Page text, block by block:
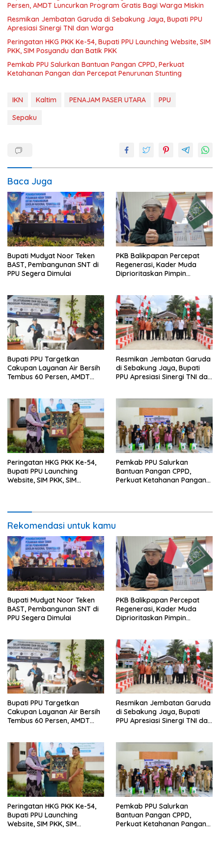
Persen, AMDT Luncurkan Program Gratis Bagi Warga Miskin
Resmikan Jembatan Garuda di Sebakung Jaya, Bupati PPU
Apresiasi Sinergi TNI dan Warga
Peringatan HKG PKK Ke-54, Bupati PPU Launching Website, SIM
PKK, SIM Posyandu dan Batik PKK
Pemkab PPU Salurkan Bantuan Pangan CPPD, Perkuat
Ketahanan Pangan dan Percepat Penurunan Stunting
IKN Kaltim PENAJAM PASER UTARA
PPU
Sepaku
Baca Juga
Bupati Mudyat Noor Teken
BAST, Pembangunan SNT di
PPU Segera Dimulai
PKB Balikpapan Percepat
Regenerasi, Kader Muda
Diprioritaskan Pimpin
Bupati PPU Targetkan
Cakupan Layanan Air Bersih
Tembus 60 Persen, AMDT
Resmikan Jembatan Garuda
di Sebakung Jaya, Bupati
PPU Apresiasi Sinergi TNI dan
Peringatan HKG PKK Ke-54,
Bupati PPU Launching
Website, SIM PKK, SIM
Pemkab PPU Salurkan
Bantuan Pangan CPPD,
Perkuat Ketahanan Pangan
Rekomendasi untuk kamu
Bupati Mudyat Noor Teken
BAST, Pembangunan SNT di
PPU Segera Dimulai
PKB Balikpapan Percepat
Regenerasi, Kader Muda
Diprioritaskan Pimpin
Bupati PPU Targetkan
Cakupan Layanan Air Bersih
Tembus 60 Persen, AMDT
Resmikan Jembatan Garuda
di Sebakung Jaya, Bupati
PPU Apresiasi Sinergi TNI dan
Peringatan HKG PKK Ke-54,
Bupati PPU Launching
Website, SIM PKK, SIM
Pemkab PPU Salurkan
Bantuan Pangan CPPD,
Perkuat Ketahanan Pangan